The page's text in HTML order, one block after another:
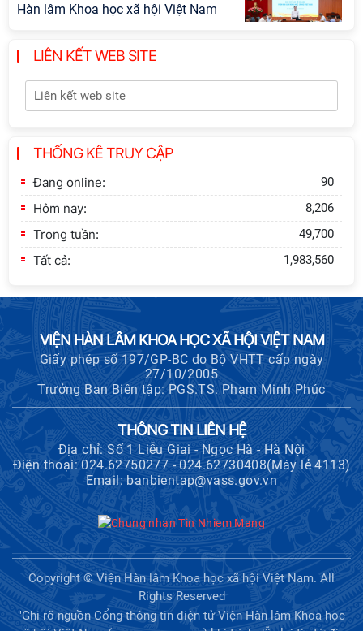
Hàn lâm Khoa học xã hội Việt Nam
triển Việt Nam trong kỷ nguyên mới:
Định hướng chiến lược và lựa chọn
Khai quật công trường khai thác đá
xây dựng Thành Nhà Hồ ở núi An
Tôn
LIÊN KẾT WEB SITE
THỐNG KÊ TRUY CẬP
Đang online: 90
Hôm nay: 8,206
Trong tuần: 49,700
Tất cả: 1,983,560
VIỆN HÀN LÂM KHOA HỌC XÃ HỘI VIỆT NAM
Giấy phép số 197/GP-BC do Bộ VHTT cấp ngày
27/10/2005
Trưởng Ban Biên tập: PGS.TS. Phạm Minh Phúc
THÔNG TIN LIÊN HỆ
Địa chỉ: Số 1 Liễu Giai - Ngọc Hà - Hà Nội
Điện thoại: 024.62750277 - 024.62730408(Máy lẻ 4113)
Email: banbientap@vass.gov.vn
Copyright © Viện Hàn lâm Khoa học xã hội Việt Nam. All
Rights Reserved
"Ghi rõ nguồn Cổng thông tin điện tử Viện Hàn lâm Khoa học